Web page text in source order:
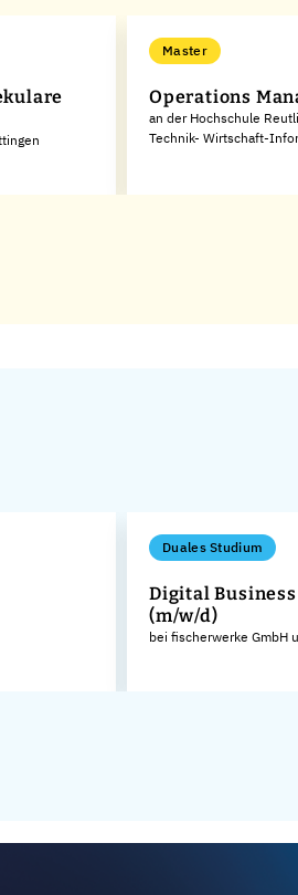
Master
Operations
an der Hochschule
Technik- Wirtschaft-
Duales Studium
Digital
(m/w/d)
bei fischerwerke GmbH